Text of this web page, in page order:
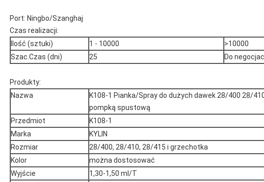
Port: Ningbo/Szanghaj
Czas realizacji:
Ilość (sztuki)
1 - 10000
>10000
Szac.Czas (dni)
25 Do
Produkty:
Nazwa
K108-1 Pianka/Spray do dużych dawek 28/400 28/
pompką spustową
Przedmiot
K108-1
Marka
KYLIN
Rozmiar
28/400, 28/410, 28/415 i grzechotka
Kolor
można dostosować
Wyjście
1,30-1,50 ml/T